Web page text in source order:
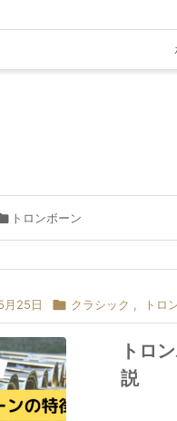
トロンボーン
月25日  クラシック , トロ
トロ
説